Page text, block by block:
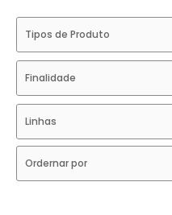
Tipos de Produto
Finalidade
Linhas
Ordernar por